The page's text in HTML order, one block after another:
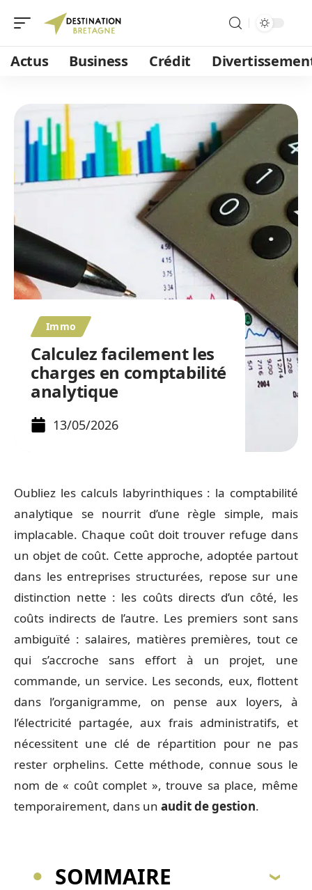
Actus Business Crédit
Immo
Calculez facilement les
charges en comptabilité
analytique
13/05/2026
Oubliez les calculs labyrinthiques : la comptabilité
analytique se nourrit d’une règle simple, mais
implacable. Chaque coût doit trouver refuge dans
un objet de coût. Cette approche, adoptée partout
dans les entreprises structurées, repose sur une
distinction nette : les coûts directs d’un côté, les
coûts indirects de l’autre. Les premiers sont sans
ambiguïté : salaires, matières premières, tout ce
qui s’accroche sans effort à un projet, une
commande, un service. Les seconds, eux, flottent
dans l’organigramme, on pense aux loyers, à
l’électricité partagée, aux frais administratifs, et
nécessitent une clé de répartition pour ne pas
rester orphelins. Cette méthode, connue sous le
nom de « coût complet », trouve sa place, même
temporairement, dans un audit de gestion.
SOMMAIRE